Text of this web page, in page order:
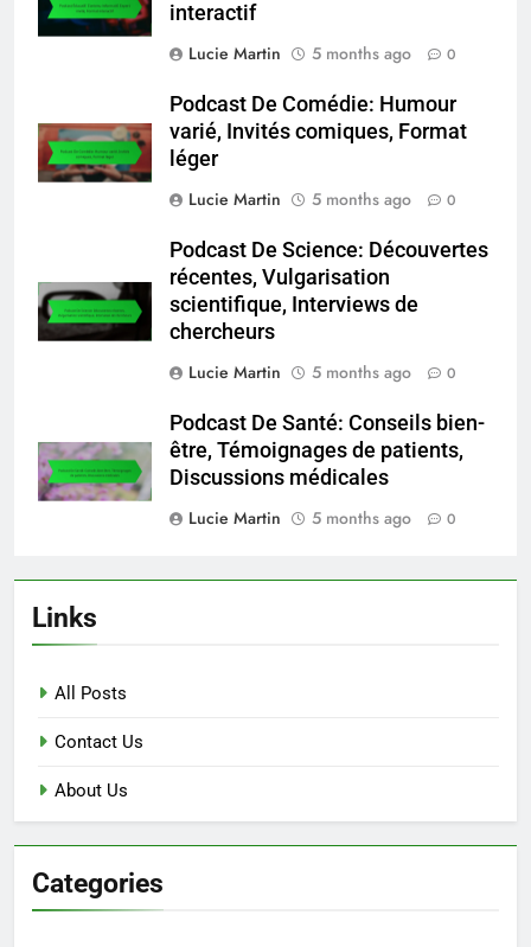
interactif
Lucie Martin
5 months ago 0
Podcast De Comédie: Humour
varié, Invités comiques, Format
léger
Lucie Martin
5 months ago 0
Podcast De Science: Découvertes
récentes, Vulgarisation
scientifique, Interviews de
chercheurs
Lucie Martin
5 months ago 0
Podcast De Santé: Conseils bien-
être, Témoignages de patients,
Discussions médicales
Lucie Martin
5 months ago 0
Links
All Posts
Contact Us
About Us
Categories